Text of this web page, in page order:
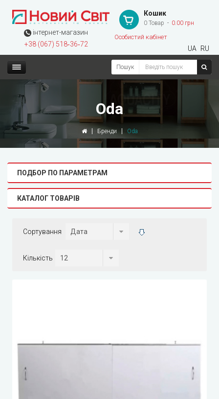
інтернет-магазин
+38 (067) 518‑36‑72
Кошик
0 Товар 0.00 грн
Особистий кабінет
UA RU
Пошук
Oda
Бренди Oda
ПОДБОР ПО ПАРАМЕТРАМ
КАТАЛОГ ТОВАРІВ
Сортування
Кількість